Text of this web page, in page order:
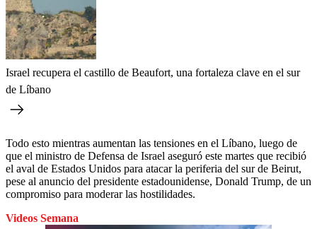
Israel recupera el castillo de Beaufort, una fortaleza clave en el sur
de Líbano
Todo esto mientras aumentan las tensiones en el Líbano, luego de
que el ministro de Defensa de Israel aseguró este martes que recibió
el aval de Estados Unidos para atacar la periferia del sur de Beirut,
pese al anuncio del presidente estadounidense, Donald Trump, de un
compromiso para moderar las hostilidades.
Videos Semana